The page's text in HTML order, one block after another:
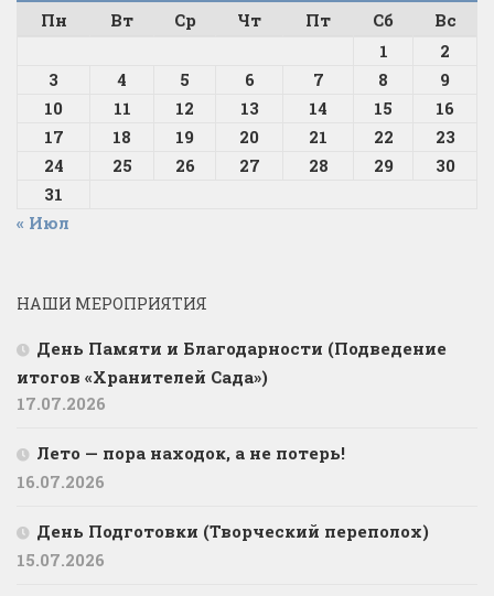
Пн
Вт Ср Чт Пт Сб
Вс
1
2
3
4 5 6 7 8
9
10
11 12 13 14 15
16
17
18 19 20 21 22
23
24
25 26 27 28 29
30
31
« Июл
НАШИ МЕРОПРИЯТИЯ
День Памяти и Благодарности (Подведение
итогов «Хранителей Сада»)
17.07.2026
Лето — пора находок, а не потерь!
16.07.2026
День Подготовки (Творческий переполох)
15.07.2026